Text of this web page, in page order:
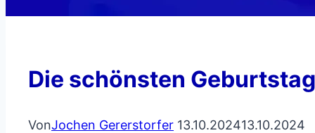
Die schönsten
VonJochen Gererstorfer 13.10.202413.10.2024